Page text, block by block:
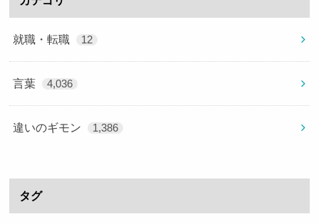
就職・転職 12
言葉 4,036
違いのギモン 1,386
タグ